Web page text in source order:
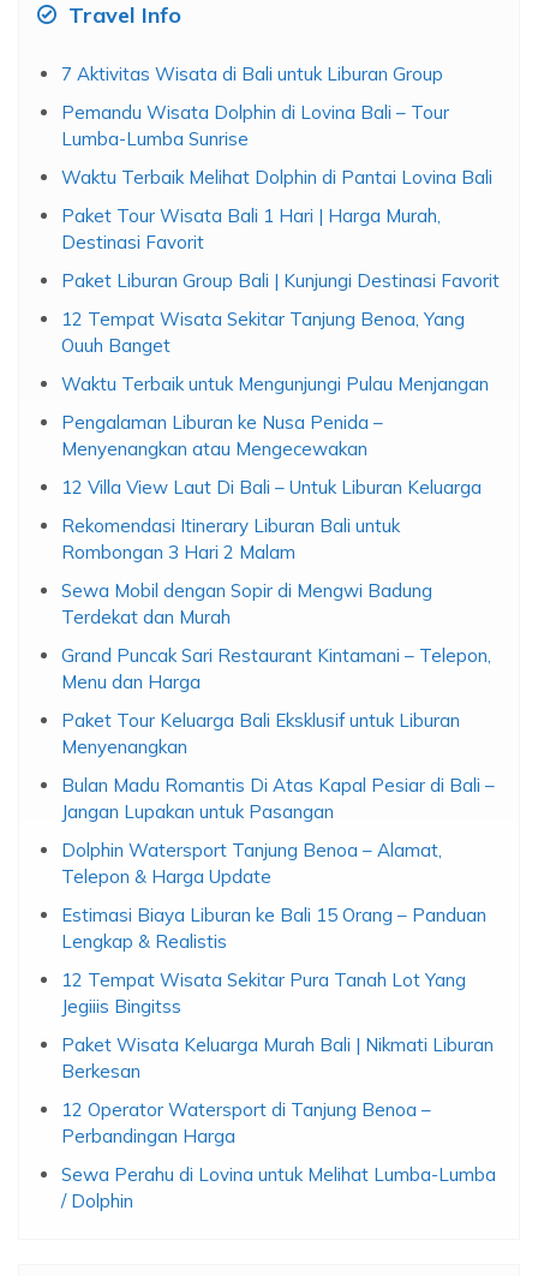
Travel Info
7 Aktivitas Wisata di Bali untuk Liburan Group
Pemandu Wisata Dolphin di Lovina Bali – Tour
Lumba-Lumba Sunrise
Waktu Terbaik Melihat Dolphin di Pantai Lovina Bali
Paket Tour Wisata Bali 1 Hari | Harga Murah,
Destinasi Favorit
Paket Liburan Group Bali | Kunjungi Destinasi Favorit
12 Tempat Wisata Sekitar Tanjung Benoa, Yang
Ouuh Banget
Waktu Terbaik untuk Mengunjungi Pulau Menjangan
Pengalaman Liburan ke Nusa Penida –
Menyenangkan atau Mengecewakan
12 Villa View Laut Di Bali – Untuk Liburan Keluarga
Rekomendasi Itinerary Liburan Bali untuk
Rombongan 3 Hari 2 Malam
Sewa Mobil dengan Sopir di Mengwi Badung
Terdekat dan Murah
Grand Puncak Sari Restaurant Kintamani – Telepon,
Menu dan Harga
Paket Tour Keluarga Bali Eksklusif untuk Liburan
Menyenangkan
Bulan Madu Romantis Di Atas Kapal Pesiar di Bali –
Jangan Lupakan untuk Pasangan
Dolphin Watersport Tanjung Benoa – Alamat,
Telepon & Harga Update
Estimasi Biaya Liburan ke Bali 15 Orang – Panduan
Lengkap & Realistis
12 Tempat Wisata Sekitar Pura Tanah Lot Yang
Jegiiis Bingitss
Paket Wisata Keluarga Murah Bali | Nikmati Liburan
Berkesan
12 Operator Watersport di Tanjung Benoa –
Perbandingan Harga
Sewa Perahu di Lovina untuk Melihat Lumba-Lumba
/ Dolphin